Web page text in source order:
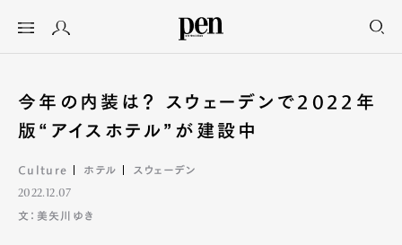
今年の内装は？ スウェーデンで2022年
版“アイスホテル”が建設中
Culture ホテル スウェーデン
2022.12.07
文：美矢川ゆき